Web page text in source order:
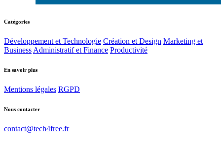
Catégories
Développement et Technologie Création et Design Marketing et
Business Administratif et Finance Productivité
En savoir plus
Mentions légales RGPD
Nous contacter
contact@tech4free.fr